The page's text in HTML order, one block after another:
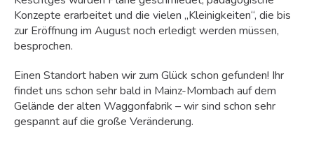
Konzepte erarbeitet und die vielen „Kleinigkeiten“, die bis
zur Eröffnung im August noch erledigt werden müssen,
besprochen.
Einen Standort haben wir zum Glück schon gefunden! Ihr
findet uns schon sehr bald in Mainz-Mombach auf dem
Gelände der alten Waggonfabrik – wir sind schon sehr
gespannt auf die große Veränderung.